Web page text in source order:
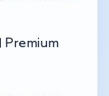
Premium